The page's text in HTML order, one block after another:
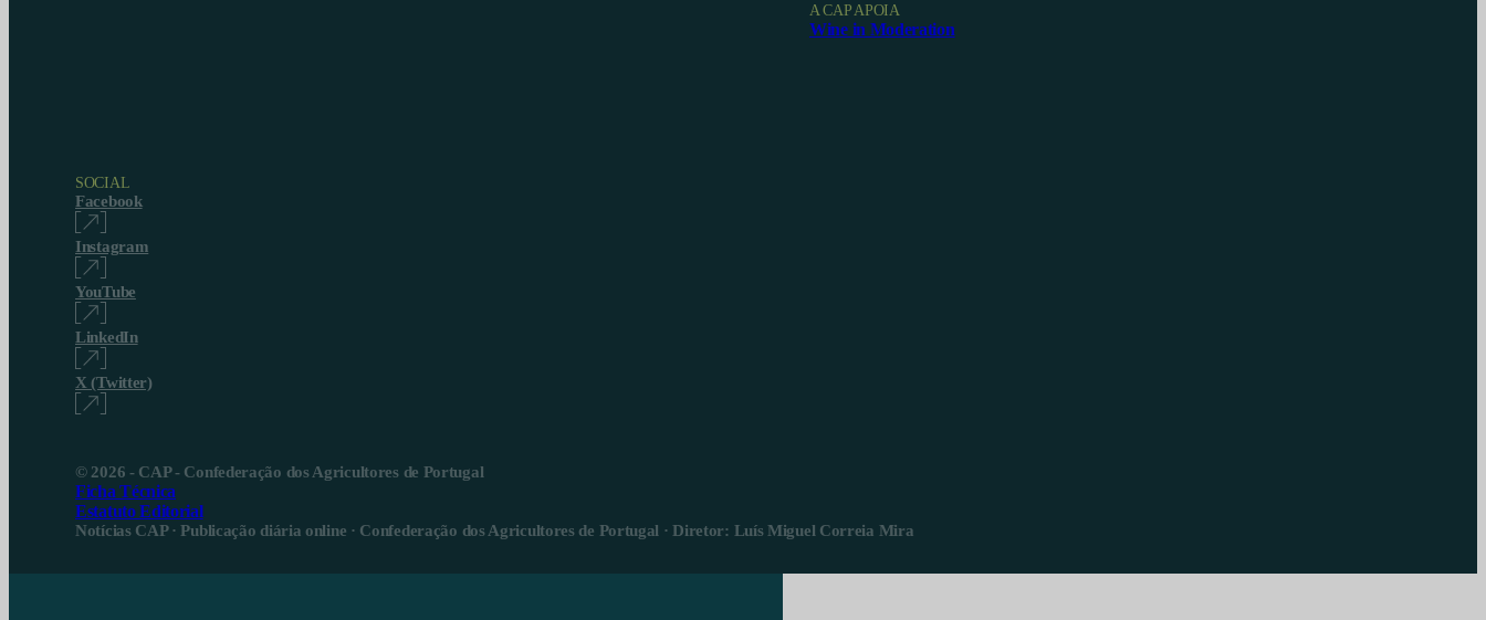
A CAP APOIA
Wine in Moderation
SOCIAL
Facebook
Instagram
YouTube
LinkedIn
X (Twitter)
© 2026 - CAP - Confederação dos Agricultores de Portugal
Ficha Técnica
Estatuto Editorial
Notícias CAP · Publicação diária online · Confederação dos Agricultores de Portugal · Diretor: Luís Miguel Correia Mira